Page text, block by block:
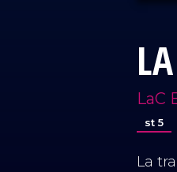
LaC
st 5
La